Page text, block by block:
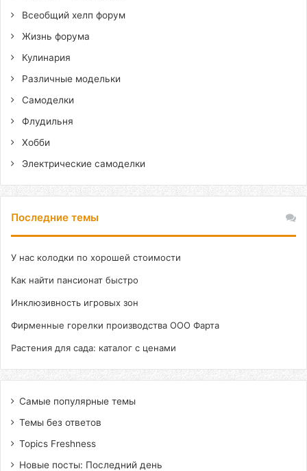
Всеобщий хелп форум
Жизнь форума
Кулинария
Различные модельки
Самоделки
Флудильня
Хобби
Электрические самоделки
Последние темы
У нас колодки по хорошей стоимости
Как найти пансионат быстро
Инклюзивность игровых зон
Фирменные горелки производства ООО Фарта
Растения для сада: каталог с ценами
Самые популярные темы
Темы без ответов
Topics Freshness
Новые посты: Последний день